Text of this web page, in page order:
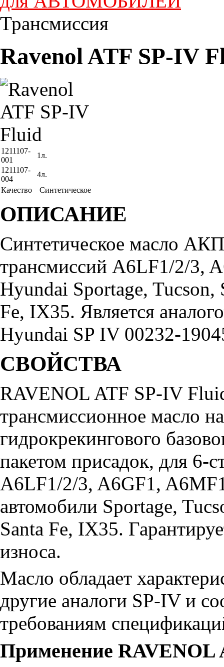
Трансмиссия
Ravenol ATF SP-IV
1211107-
001
1л.
1211107-
004
4л.
Качество
Синтетическое
ОПИСАНИЕ
Синтетическое масло
трансмиссий A6LF1/2/3,
Hyundai Sportage, Tucson,
Fe, IX35. Является
Hyundai SP IV 00232-
СВОЙСТВА
RAVENOL ATF SP-IV
трансмиссионное масло
гидрокрекингового
пакетом присадок, для
A6LF1/2/3, A6GF1,
автомобили Sportage,
Santa Fe, IX35.
износа.
Масло обладает
другие аналоги SP-IV и
требованиям
Применение RAVENOL